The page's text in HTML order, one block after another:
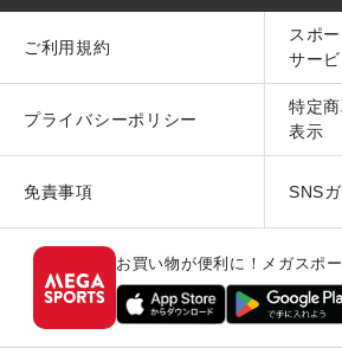
ご利用規約
スポ
サー
プライバシーポリシー
特定
表示
免責事項 SNS
お買い物が便利に！メガスポ